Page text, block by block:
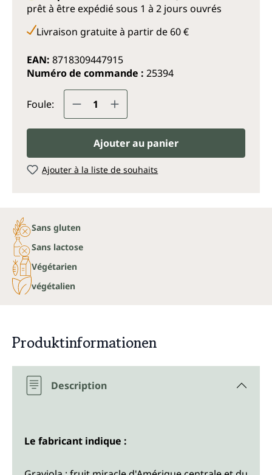
prêt à être expédié sous 1 à 2 jours ouvrés
Livraison gratuite à partir de 60 €
EAN: 8718309447915
Numéro de commande : 25394
Foule: Quantité de produit : Entrez la
Ajouter au panier
Ajouter à la liste de souhaits
Sans gluten
Sans lactose
Végétarien
végétalien
Produktinformationen
Description
Le fabricant indique :